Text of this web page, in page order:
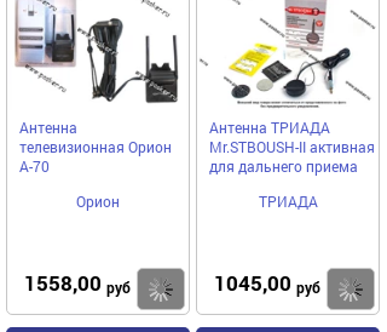
избранное
Антенна
телевизионная Орион
А-70
Орион
1558,00 руб Купить
Антенна ТРИАДА
Mr.STBOUSH-II активная
для дальнего приема
ТРИАДА
1045,00 руб